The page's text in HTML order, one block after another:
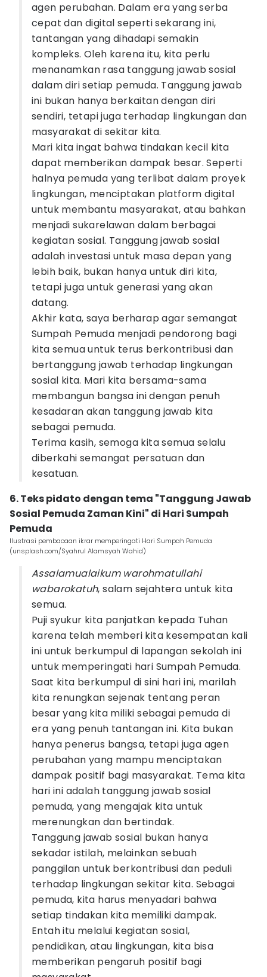
agen perubahan. Dalam era yang serba
cepat dan digital seperti sekarang ini,
tantangan yang dihadapi semakin
kompleks. Oleh karena itu, kita perlu
menanamkan rasa tanggung jawab sosial
dalam diri setiap pemuda. Tanggung jawab
ini bukan hanya berkaitan dengan diri
sendiri, tetapi juga terhadap lingkungan dan
masyarakat di sekitar kita.
Mari kita ingat bahwa tindakan kecil kita
dapat memberikan dampak besar. Seperti
halnya pemuda yang terlibat dalam proyek
lingkungan, menciptakan platform digital
untuk membantu masyarakat, atau bahkan
menjadi sukarelawan dalam berbagai
kegiatan sosial. Tanggung jawab sosial
adalah investasi untuk masa depan yang
lebih baik, bukan hanya untuk diri kita,
tetapi juga untuk generasi yang akan
datang.
Akhir kata, saya berharap agar semangat
Sumpah Pemuda menjadi pendorong bagi
kita semua untuk terus berkontribusi dan
bertanggung jawab terhadap lingkungan
sosial kita. Mari kita bersama-sama
membangun bangsa ini dengan penuh
kesadaran akan tanggung jawab kita
sebagai pemuda.
Terima kasih, semoga kita semua selalu
diberkahi semangat persatuan dan
kesatuan.
6. Teks pidato dengan tema "Tanggung Jawab
Sosial Pemuda Zaman Kini" di Hari Sumpah
Pemuda
Ilustrasi pembacaan ikrar memperingati Hari Sumpah Pemuda
(unsplash.com/Syahrul Alamsyah Wahid)
Assalamualaikum warohmatullahi
wabarokatuh, salam sejahtera untuk kita
semua.
Puji syukur kita panjatkan kepada Tuhan
karena telah memberi kita kesempatan kali
ini untuk berkumpul di lapangan sekolah ini
untuk memperingati hari Sumpah Pemuda.
Saat kita berkumpul di sini hari ini, marilah
kita renungkan sejenak tentang peran
besar yang kita miliki sebagai pemuda di
era yang penuh tantangan ini. Kita bukan
hanya penerus bangsa, tetapi juga agen
perubahan yang mampu menciptakan
dampak positif bagi masyarakat. Tema kita
hari ini adalah tanggung jawab sosial
pemuda, yang mengajak kita untuk
merenungkan dan bertindak.
Tanggung jawab sosial bukan hanya
sekadar istilah, melainkan sebuah
panggilan untuk berkontribusi dan peduli
terhadap lingkungan sekitar kita. Sebagai
pemuda, kita harus menyadari bahwa
setiap tindakan kita memiliki dampak.
Entah itu melalui kegiatan sosial,
pendidikan, atau lingkungan, kita bisa
memberikan pengaruh positif bagi